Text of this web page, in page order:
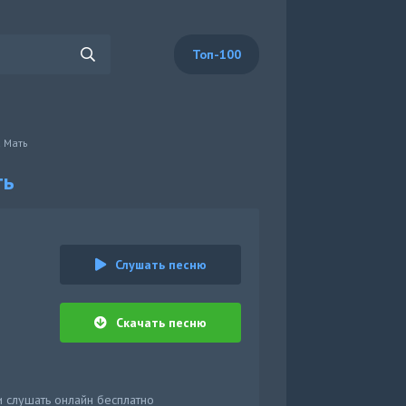
Топ-100
Мать
Слушать песню
Скачать песню
онлайн бесплатно